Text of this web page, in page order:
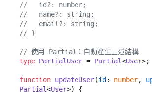
//   id?: number;
//   name?: string;
//   email?: string;
// }
// 使用 Partial：自動產生上述結構
type PartialUser = Partial<User>;
function updateUser(id : number,
Partial<User>) {